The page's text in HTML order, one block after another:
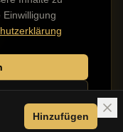
Hinzufügen
vorbehalten.